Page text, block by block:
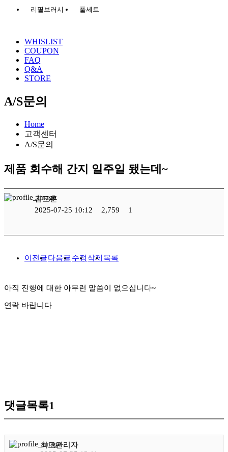
리필브러시 풀세트
WHISLIST
COUPON
FAQ
Q&A
STORE
A/S문의
Home
고객센터
A/S문의
제품 회수해 간지 일주일 됐는데~
김도훈
2025-07-25 10:12
2,759 1
이전글다음글 수정삭제 목록
아직 진행에 대한 아무런 말씀이 없으십니다~
연락 바랍니다
댓글목록1
최고관리자